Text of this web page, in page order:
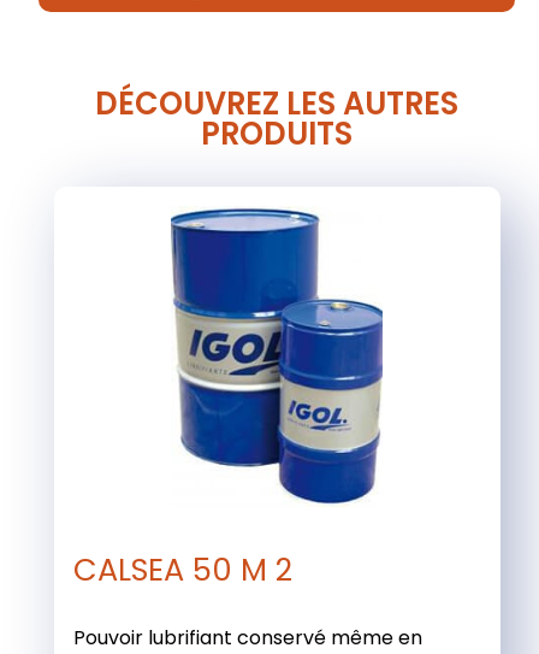
DÉCOUVREZ LES AUTRES
PRODUITS
CALSEA 50 M 2
Pouvoir lubrifiant conservé même en